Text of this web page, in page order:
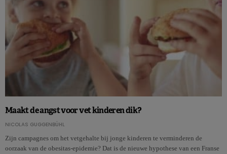
Maakt de angst voor vet kinderen dik?
NICOLAS GUGGENBÜHL
Zijn campagnes om het vetgehalte bij jonge kinderen te verminderen de
oorzaak van de obesitas-epidemie? Dat is de nieuwe hypothese van een Franse